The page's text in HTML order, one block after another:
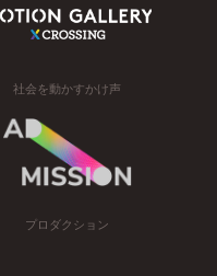
社会を動かすかけ声
プロダクション